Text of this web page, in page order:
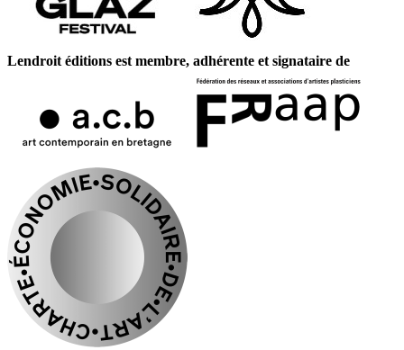
Lendroit éditions est membre, adhérente et signataire de